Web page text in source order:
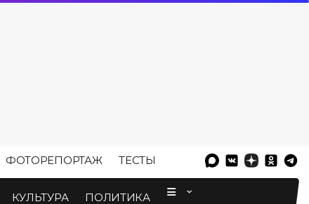
ФОТОРЕПОРТАЖ ТЕСТЫ
КУЛЬТУРА ПОЛИТИКА